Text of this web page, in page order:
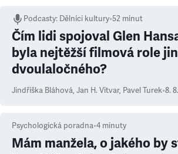
Podcasty: Dělníci kultury•52 minut
Čím lidi spojoval Glen
byla nejtěžší filmová role
dvoulaločného?
Jindřiška Bláhová, Jan H. Vitvar, Pavel Turek•8.
Psychologická poradna•4 minuty
Mám manžela, o jakého by